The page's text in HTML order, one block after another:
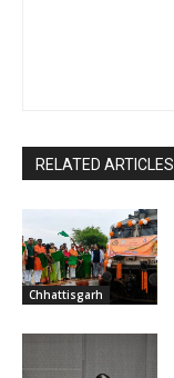
RELATED ARTICLES
Chhattisgarh